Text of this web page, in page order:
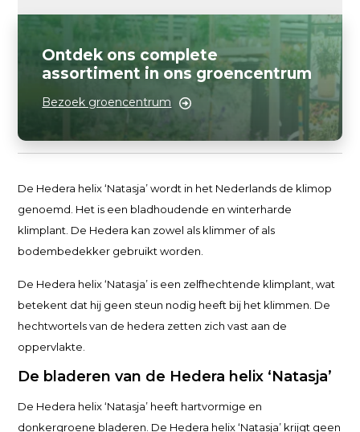
Ontdek ons complete
assortiment in ons groencentrum
Bezoek groencentrum
De Hedera helix ‘Natasja’ wordt in het Nederlands de klimop
genoemd. Het is een bladhoudende en winterharde
klimplant. De Hedera kan zowel als klimmer of als
bodembedekker gebruikt worden.
De Hedera helix ‘Natasja’ is een zelfhechtende klimplant, wat
betekent dat hij geen steun nodig heeft bij het klimmen. De
hechtwortels van de hedera zetten zich vast aan de
oppervlakte.
De bladeren van de Hedera helix ‘Natasja’
De Hedera helix ‘Natasja’ heeft hartvormige en
donkergroene bladeren. De Hedera helix ‘Natasja’ krijgt geen